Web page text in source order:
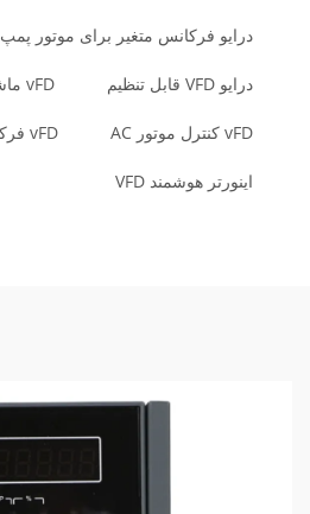
درایو فرکانس متغیر برای موتور پمپ
درایو VFD قابل تنظیم vFD ماشین صنعتی
vFD کنترل موتور AC vFD فرکانس متغیر صنعتی
اینورتر هوشمند VFD